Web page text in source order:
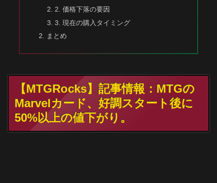
2. 価格下落の要因
3. 現在の購入タイミング
まとめ
【MTGRocks】記事情報：MTGの
Marvelカード、好調スタート後に
50%以上の値下がり。